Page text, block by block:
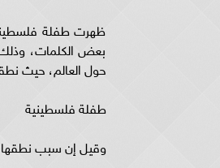
ظهرت طفلة
بعض الكلمات، وذلك
حول العالم، حيث
طفلة فلسطينية
وقيل إن سبب نطقها